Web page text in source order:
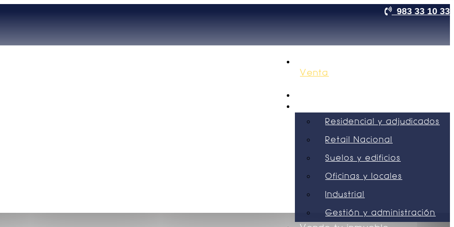
983 33 10 33
Venta
Residencial y adjudicados
Retail Nacional
Suelos y edificios
Oficinas y locales
Industrial
Gestión y administración